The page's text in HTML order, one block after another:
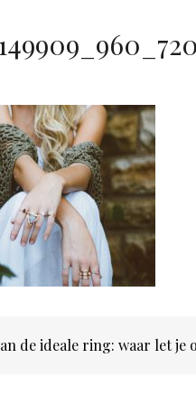
de ideale ring: waar let je